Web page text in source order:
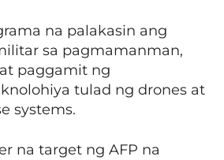
na palakasin ang
sa pagmamanman,
paggamit ng
tulad ng drones at
systems.
na target ng AFP na